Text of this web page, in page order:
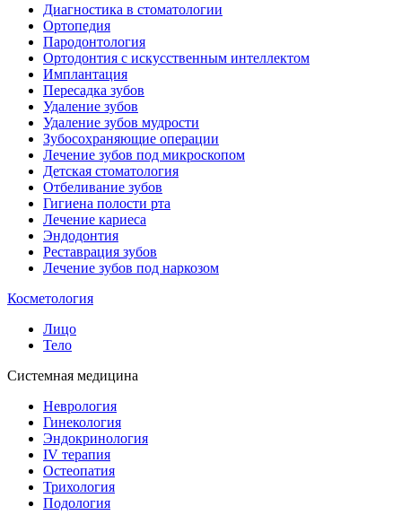
Диагностика в стоматологии
Ортопедия
Пародонтология
Ортодонтия с искусственным интеллектом
Имплантация
Пересадка зубов
Удаление зубов
Удаление зубов мудрости
Зубосохраняющие операции
Лечение зубов под микроскопом
Детская стоматология
Отбеливание зубов
Гигиена полости рта
Лечение кариеса
Эндодонтия
Реставрация зубов
Лечение зубов под наркозом
Косметология
Лицо
Тело
Системная медицина
Неврология
Гинекология
Эндокринология
IV терапия
Остеопатия
Трихология
Подология